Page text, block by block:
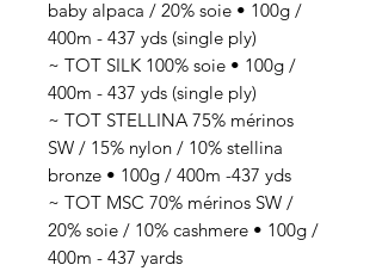
baby alpaca / 20% soie • 100g /
400m - 437 yds (single ply)
~ TOT SILK 100% soie • 100g /
400m - 437 yds (single ply)
~ TOT STELLINA 75% mérinos
SW / 15% nylon / 10% stellina
bronze • 100g / 400m -437 yds
~ TOT MSC 70% mérinos SW /
20% soie / 10% cashmere • 100g /
400m - 437 yards